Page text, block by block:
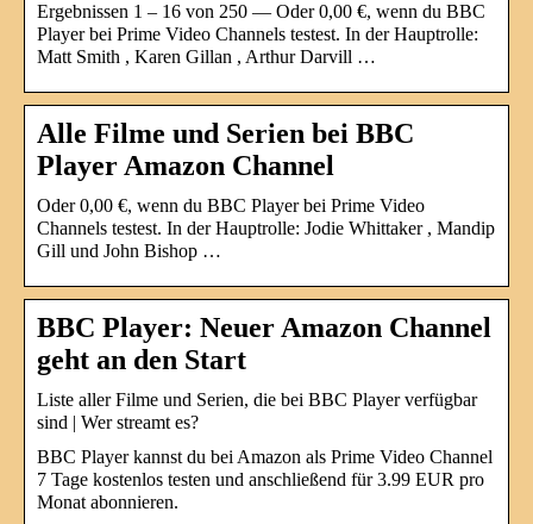
Ergebnissen 1 – 16 von 250 — Oder 0,00 €, wenn du BBC
Player bei Prime Video Channels testest. In der Hauptrolle:
Matt Smith , Karen Gillan , Arthur Darvill …
Alle Filme und Serien bei BBC
Player Amazon Channel
Oder 0,00 €, wenn du BBC Player bei Prime Video
Channels testest. In der Hauptrolle: Jodie Whittaker , Mandip
Gill und John Bishop …
BBC Player: Neuer Amazon Channel
geht an den Start
Liste aller Filme und Serien, die bei BBC Player verfügbar
sind | Wer streamt es?
BBC Player kannst du bei Amazon als Prime Video Channel
7 Tage kostenlos testen und anschließend für 3.99 EUR pro
Monat abonnieren.